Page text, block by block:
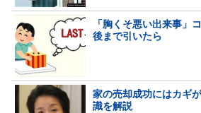
「胸くそ悪い出来事」
後まで引いたら
家の売却成功にはカギ
識を解説